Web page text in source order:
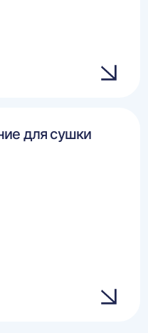
для сушки